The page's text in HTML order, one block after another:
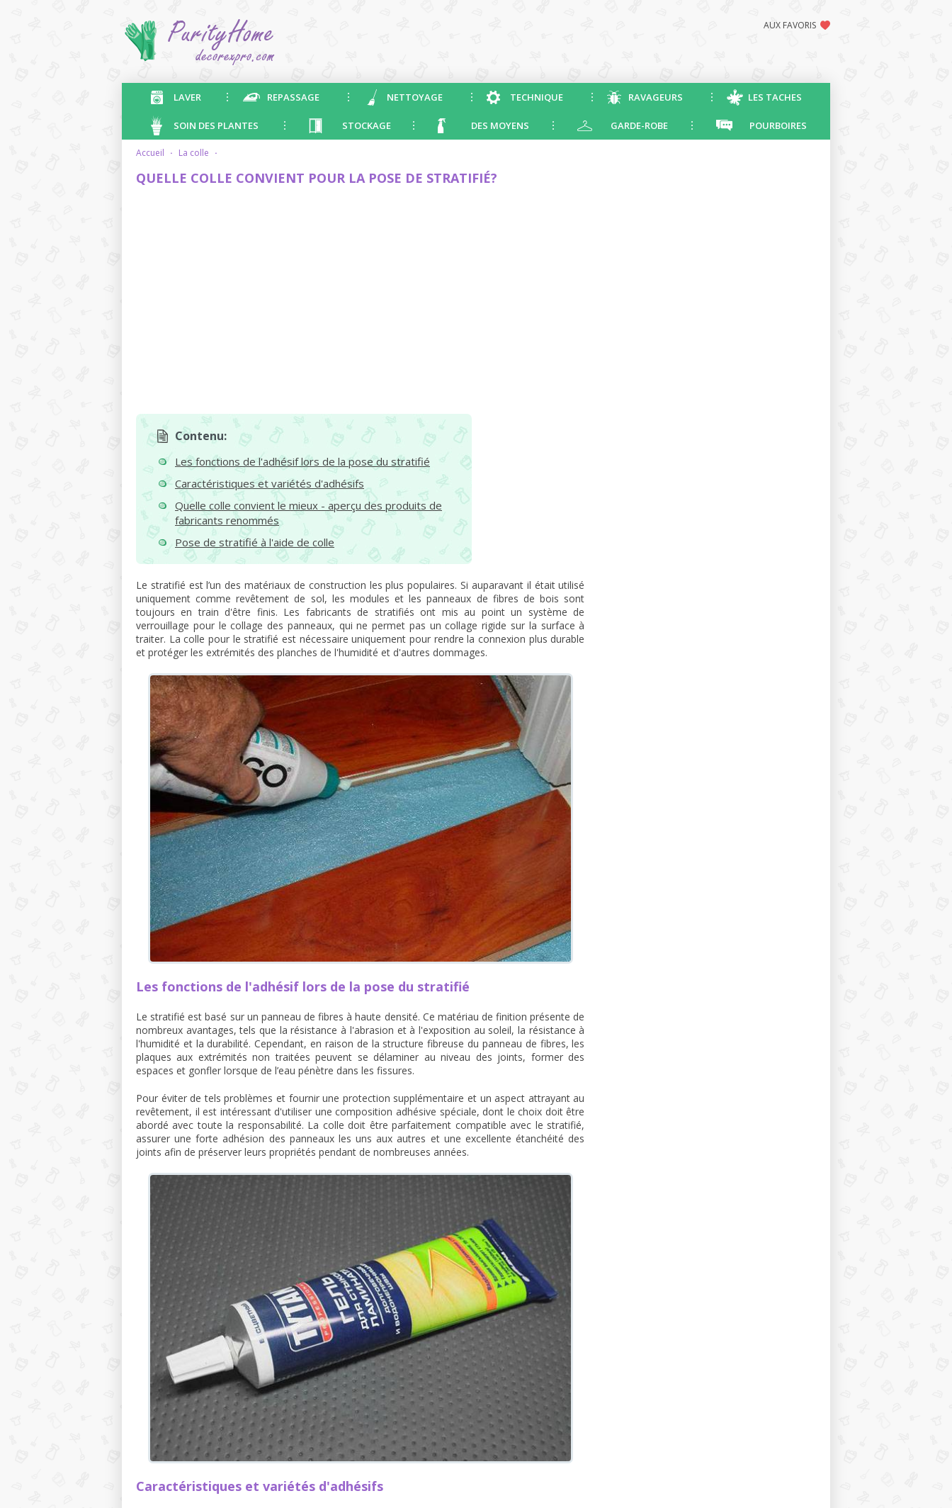
AUX FAVORIS
LAVER REPASSAGE NETTOYAGE TECHNIQUE RAVAGEURS LES TACHES
SOIN DES PLANTES STOCKAGE DES MOYENS GARDE-ROBE POURBOIRES
accueil · la colle ·
QUELLE COLLE CONVIENT POUR LA POSE DE STRATIFIÉ?
Contenu:
Les fonctions de l'adhésif lors de la pose du stratifié
Caractéristiques et variétés d'adhésifs
Quelle colle convient le mieux - aperçu des produits de
fabricants renommés
Pose de stratifié à l'aide de colle
Le stratifié est l’un des matériaux de construction les plus populaires. Si auparavant il était utilisé
uniquement comme revêtement de sol, les modules et les panneaux de fibres de bois sont
toujours en train d'être finis. Les fabricants de stratifiés ont mis au point un système de
verrouillage pour le collage des panneaux, qui ne permet pas un collage rigide sur la surface à
traiter. La colle pour le stratifié est nécessaire uniquement pour rendre la connexion plus durable
et protéger les extrémités des planches de l'humidité et d'autres dommages.
Les fonctions de l'adhésif lors de la pose du stratifié
Le stratifié est basé sur un panneau de fibres à haute densité. Ce matériau de finition présente de
nombreux avantages, tels que la résistance à l'abrasion et à l'exposition au soleil, la résistance à
l'humidité et la durabilité. Cependant, en raison de la structure fibreuse du panneau de fibres, les
plaques aux extrémités non traitées peuvent se délaminer au niveau des joints, former des
espaces et gonfler lorsque de l’eau pénètre dans les fissures.
Pour éviter de tels problèmes et fournir une protection supplémentaire et un aspect attrayant au
revêtement, il est intéressant d'utiliser une composition adhésive spéciale, dont le choix doit être
abordé avec toute la responsabilité. La colle doit être parfaitement compatible avec le stratifié,
assurer une forte adhésion des panneaux les uns aux autres et une excellente étanchéité des
joints afin de préserver leurs propriétés pendant de nombreuses années.
Caractéristiques et variétés d'adhésifs